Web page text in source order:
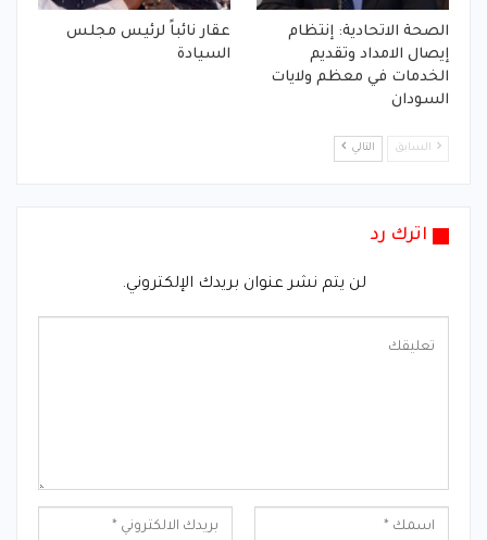
الصحة الاتحادية: إنتظام
إيصال الامداد وتقديم
الخدمات في معظم ولايات
السودان
عقار نائباً لرئيس مجلس
السيادة
السابق التالي
اترك رد
لن يتم نشر عنوان بريدك الإلكتروني.